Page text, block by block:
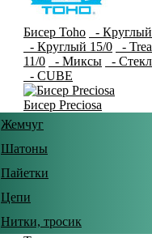
Бисер Toho -
- Круглый 15/0
-
11/0
- Миксы
-
- CUBE
Бисер Preciosa
Жемчуг
Шатоны
Пайетки
Цепи
Нитки, тросик